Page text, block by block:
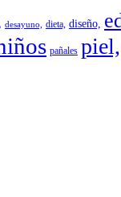
desayuno, dieta, diseño,
pañales piel,